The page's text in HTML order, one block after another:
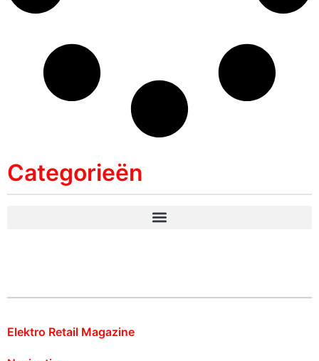
Categorieën
Elektro Retail Magazine